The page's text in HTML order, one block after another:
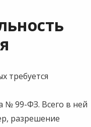
требуется
№ 99-ФЗ. Всего в ней
разрешение